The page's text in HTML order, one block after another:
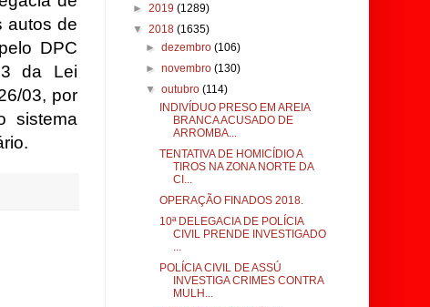
autos de
DPC
da Lei
03, por
sistema
► 2019 (1289)
▼ 2018 (1635)
►dezembro(106)
►novembro(130)
▼outubro(114)
INDIVÍDUO PRESO EM AREIA
BRANCA ACUSADO DE
ARROMBA...
TENTATIVA DE HOMICÍDIO A
TIROS NA ZONA NORTE DA
CI...
OPERAÇÃO FINADOS 2018.
10ª DELEGACIA DE POLÍCIA
CIVIL PRENDE INVESTIGADO
...
POLÍCIA CIVIL DE ASSÚ
INVESTIGA CRIMES CONTRA
MULH...